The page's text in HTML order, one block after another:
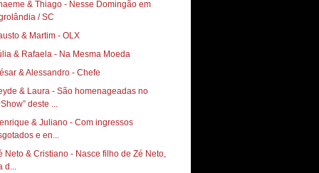
& Thiago - Nesse Domingão em
/ SC
& Martim - OLX
& Rafaela - Na Mesma Moeda
& Alessandro - Chefe
& Laura - São homenageadas no
deste ...
& Juliano - Com ingressos
e en...
Neto & Cristiano - Nasce filho de Zé Neto,
d...